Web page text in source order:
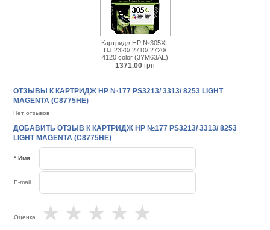
Картридж HP №305XL
DJ 2320/ 2710/ 2720/
4120 color (3YM63AE)
1371.00 грн
ОТЗЫВЫ К КАРТРИДЖ HP №177 PS3213/ 3313/ 8253 LIGHT
MAGENTA (C8775HE)
Нет отзывов
ДОБАВИТЬ ОТЗЫВ К КАРТРИДЖ HP №177 PS3213/ 3313/ 8253
LIGHT MAGENTA (C8775HE)
* Имя
E-mail
Оценка ★
★
★
★
★